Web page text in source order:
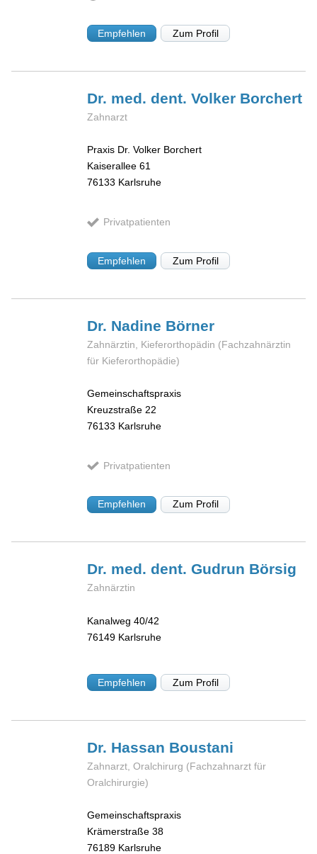
Empfehlen Zum Profil
Dr. med. dent. Volker Borchert
Zahnarzt
Praxis Dr. Volker Borchert
Kaiserallee 61
76133 Karlsruhe
Privatpatienten
Empfehlen Zum Profil
Dr. Nadine Börner
Zahnärztin, Kieferorthopädin (Fachzahnärztin
für Kieferorthopädie)
Gemeinschaftspraxis
Kreuzstraße 22
76133 Karlsruhe
Privatpatienten
Empfehlen Zum Profil
Dr. med. dent. Gudrun Börsig
Zahnärztin
Kanalweg 40/42
76149 Karlsruhe
Empfehlen Zum Profil
Dr. Hassan Boustani
Zahnarzt, Oralchirurg (Fachzahnarzt für
Oralchirurgie)
Gemeinschaftspraxis
Krämerstraße 38
76189 Karlsruhe